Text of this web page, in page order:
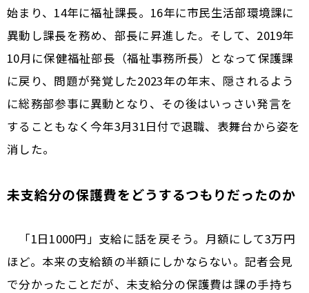
始まり、14年に福祉課長。16年に市民生活部環境課に
異動し課長を務め、部長に昇進した。そして、2019年
10月に保健福祉部長（福祉事務所長）となって保護課
に戻り、問題が発覚した2023年の年末、隠されるよう
に総務部参事に異動となり、その後はいっさい発言を
することもなく今年3月31日付で退職、表舞台から姿を
消した。
未支給分の保護費をどうするつもりだったのか
「1日1000円」支給に話を戻そう。月額にして3万円
ほど。本来の支給額の半額にしかならない。記者会見
で分かったことだが、未支給分の保護費は課の手持ち